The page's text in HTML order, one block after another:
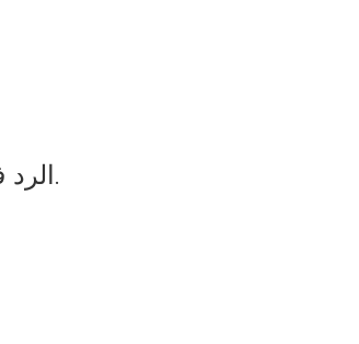
2 الرد في الوقت المناسب - سوف نقوم بالرد على استفسارك في 12 ساعة، وقت العمل لدينا هو 24 ساعة.